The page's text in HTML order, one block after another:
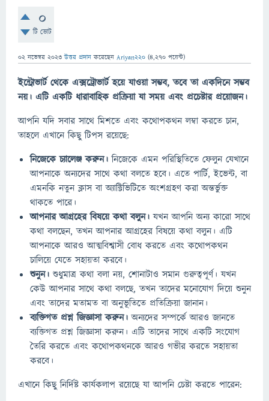
0
টি ভোট
02 নভেম্বর 2023 উত্তর প্রদান করেছেন Ariyan220 (4,270 পয়েন্ট)
ইন্ট্রোভার্ট থেকে এক্সট্রোভার্ট হয়ে যাওয়া সম্ভব, তবে তা একদিনে সম্ভব
নয়। এটি একটি ধারাবাহিক প্রক্রিয়া যা সময় এবং প্রচেষ্টার প্রয়োজন।
আপনি যদি সবার সাথে মিশতে এবং কথোপকথন লম্বা করতে চান,
তাহলে এখানে কিছু টিপস রয়েছে:
নিজেকে চ্যালেঞ্জ করুন। নিজেকে এমন পরিস্থিতিতে ফেলুন যেখানে
আপনাকে অন্যদের সাথে কথা বলতে হবে। এতে পার্টি, ইভেন্ট, বা
এমনকি নতুন ক্লাস বা অ্যাক্টিভিটিতে অংশগ্রহণ করা অন্তর্ভুক্ত
থাকতে পারে।
আপনার আগ্রহের বিষয়ে কথা বলুন। যখন আপনি অন্য কারো সাথে
কথা বলছেন, তখন আপনার আগ্রহের বিষয়ে কথা বলুন। এটি
আপনাকে আরও আত্মবিশ্বাসী বোধ করতে এবং কথোপকথন
চালিয়ে যেতে সহায়তা করবে।
শুনুন। শুধুমাত্র কথা বলা নয়, শোনাটাও সমান গুরুত্বপূর্ণ। যখন
কেউ আপনার সাথে কথা বলছে, তখন তাদের মনোযোগ দিয়ে শুনুন
এবং তাদের মতামত বা অনুভূতিতে প্রতিক্রিয়া জানান।
ব্যক্তিগত প্রশ্ন জিজ্ঞাসা করুন। অন্যদের সম্পর্কে আরও জানতে
ব্যক্তিগত প্রশ্ন জিজ্ঞাসা করুন। এটি তাদের সাথে একটি সংযোগ
তৈরি করতে এবং কথোপকথনকে আরও গভীর করতে সহায়তা
করবে।
এখানে কিছু নির্দিষ্ট কার্যকলাপ রয়েছে যা আপনি চেষ্টা করতে পারেন: